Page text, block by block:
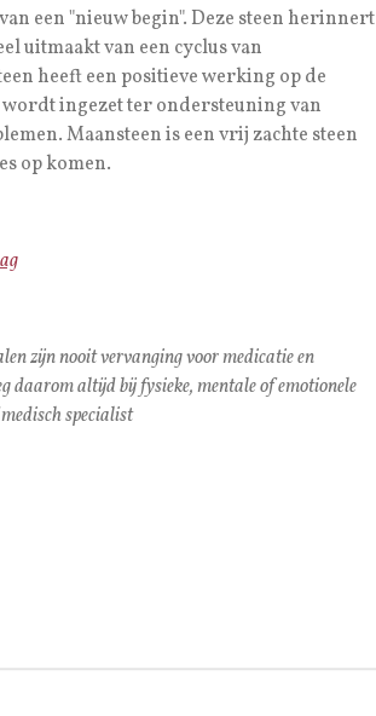
een "nieuw begin". Deze steen herinnert
uitmaakt van een cyclus van
heeft een positieve werking op de
ingezet ter ondersteuning van
Maansteen is een vrij zachte steen
op komen.
zijn nooit vervanging voor medicatie en
daarom altijd bij fysieke, mentale of emotionele
specialist